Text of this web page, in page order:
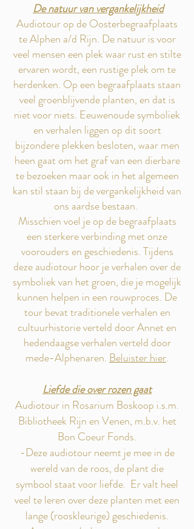
De natuur van vergankelijkheid
Audiotour op de Oosterbegraafplaats
te Alphen a/d Rijn. De natuur is voor
veel mensen een plek waar rust en stilte
ervaren wordt, een rustige plek om te
herdenken. Op een begraafplaats staan
veel groenblijvende planten, en dat is
niet voor niets. Eeuwenoude symboliek
en verhalen liggen op dit soort
bijzondere plekken besloten, waar men
heen gaat om het graf van een dierbare
te bezoeken maar ook in het algemeen
kan stil staan bij de vergankelijkheid van
ons aardse bestaan.
Misschien voel je op de begraafplaats
een sterkere verbinding met onze
voorouders en geschiedenis. Tijdens
deze audiotour hoor je verhalen over de
symboliek van het groen, die je mogelijk
kunnen helpen in een rouwproces. De
tour bevat traditionele verhalen en
cultuurhistorie verteld door Annet en
hedendaagse verhalen verteld door
mede-Alphenaren. Beluister hier.
Liefde die over rozen gaat
Audiotour in Rosarium Boskoop i.s.m.
Bibliotheek Rijn en Venen, m.b.v. het
Bon Coeur Fonds.
-Deze audiotour neemt je mee in de
wereld van de roos, de plant die
symbool staat voor liefde. Er valt heel
veel te leren over deze planten met een
lange (rooskleurige) geschiedenis.